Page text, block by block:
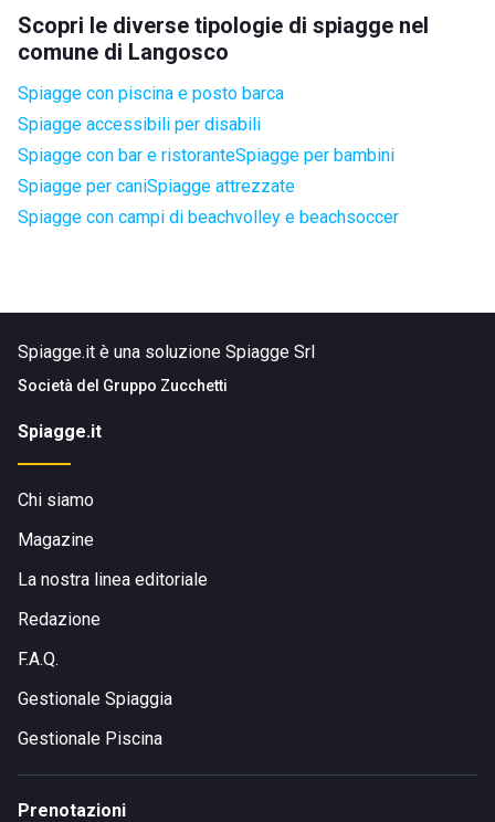
Scopri le diverse tipologie di spiagge nel
comune di Langosco
Spiagge con piscina e posto barca
Spiagge accessibili per disabili
Spiagge con bar e ristoranteSpiagge per bambini
Spiagge per caniSpiagge attrezzate
Spiagge con campi di beachvolley e beachsoccer
Spiagge.it è una soluzione Spiagge Srl
Società del Gruppo Zucchetti
Spiagge.it
Chi siamo
Magazine
La nostra linea editoriale
Redazione
F.A.Q.
Gestionale Spiaggia
Gestionale Piscina
Prenotazioni